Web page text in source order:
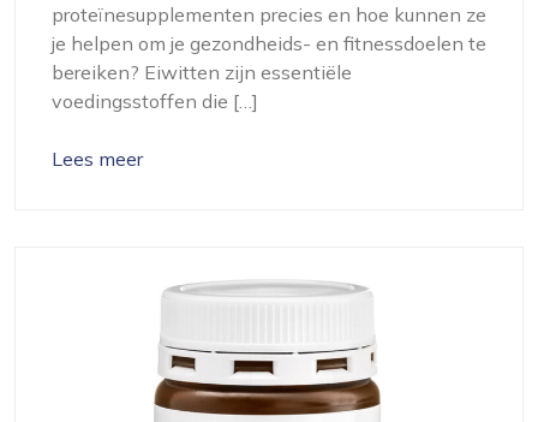
proteïnesupplementen precies en hoe kunnen ze
je helpen om je gezondheids- en fitnessdoelen te
bereiken? Eiwitten zijn essentiële
voedingsstoffen die […]
Lees meer